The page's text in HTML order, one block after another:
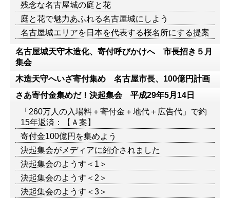
残念な名古屋城の庭と花
庭と花で魅力あふれる名古屋城にしよう
名古屋城エリアを日本を代表する桜名所にする提案
名古屋城天守木造化、寄付呼びかけへ 市長招き５月
集会
木造天守へいざ寄付集め 名古屋市長、100億円計画
さあ寄付金集めだ！決起集会 平成29年5月14日
「260万人の入場料＋寄付金＋地代＋広告代」で約
15年返済：【Ａ案】
寄付金100億円を集めよう
決起集会がメディアに紹介されました
決起集会のようす＜1＞
決起集会のようす＜2＞
決起集会のようす＜3＞